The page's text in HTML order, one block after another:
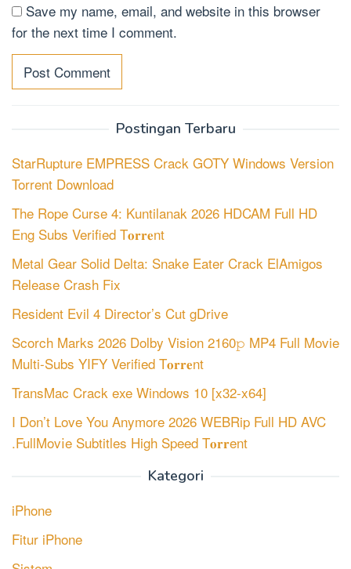
Save my name, email, and website in this browser
for the next time I comment.
Postingan Terbaru
StarRupture EMPRESS Crack GOTY Windows Version
Torrent Download
The Rope Curse 4: Kuntilanak 2026 HDCAM Full HD
Eng Subs Verified T𝐨𝐫𝐫𝐞nt
Metal Gear Solid Delta: Snake Eater Crack ElAmigos
Release Crash Fix
Resident Evil 4 Director’s Cut gDrive
Scorch Marks 2026 Dolby Vision 2160𝚙 MP4 Full Movie
Multi-Subs YIFY Verified T𝐨𝐫𝐫𝐞nt
TransMac Crack exe Windows 10 [x32-x64]
I Don’t Love You Anymore 2026 WEBRip Full HD AVC
.FullMov𝗂e Subtitles High Speed T𝐨𝐫𝐫ent
Kategori
iPhone
Fitur iPhone